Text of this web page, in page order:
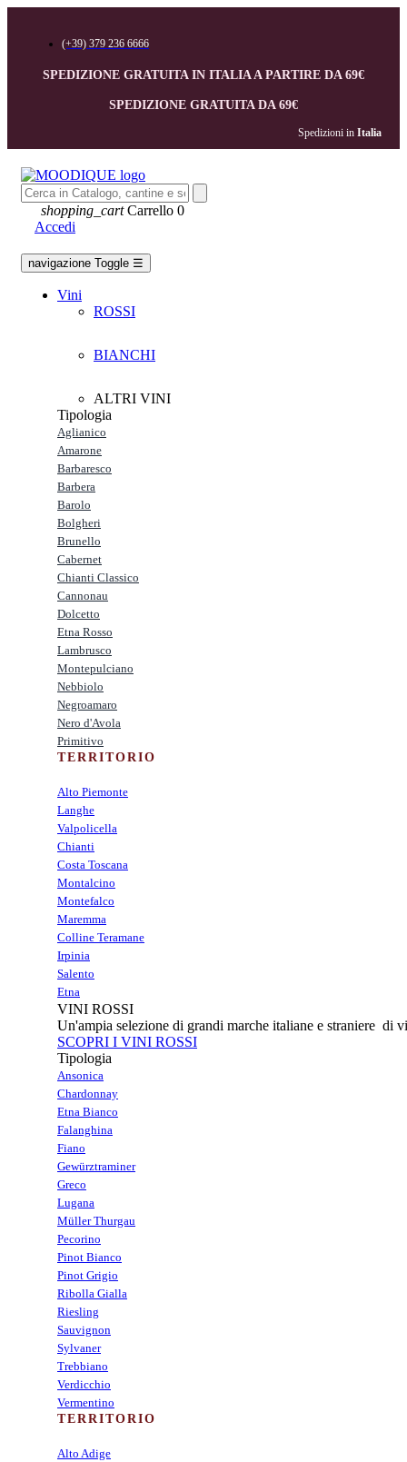
(+39) 379 236 6666
SPEDIZIONE GRATUITA IN ITALIA A PARTIRE DA 69€
SPEDIZIONE GRATUITA DA 69€
Spedizioni in Italia
shopping_cart Carrello 0
Accedi
navigazione Toggle ☰
Vini
ROSSI
BIANCHI
ALTRI VINI
Tipologia
Aglianico
Amarone
Barbaresco
Barbera
Barolo
Bolgheri
Brunello
Cabernet
Chianti Classico
Cannonau
Dolcetto
Etna Rosso
Lambrusco
Montepulciano
Nebbiolo
Negroamaro
Nero d'Avola
Primitivo
TERRITORIO
Alto Piemonte
Langhe
Valpolicella
Chianti
Costa Toscana
Montalcino
Montefalco
Maremma
Colline Teramane
Irpinia
Salento
Etna
VINI ROSSI
Un'ampia selezione di grandi marche italiane e straniere di
SCOPRI I VINI ROSSI
Tipologia
Ansonica
Chardonnay
Etna Bianco
Falanghina
Fiano
Gewürztraminer
Greco
Lugana
Müller Thurgau
Pecorino
Pinot Bianco
Pinot Grigio
Ribolla Gialla
Riesling
Sauvignon
Sylvaner
Trebbiano
Verdicchio
Vermentino
TERRITORIO
Alto Adige